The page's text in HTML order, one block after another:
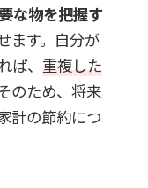
な物を把握す
ます。自分が
、 重複した
のため、将来
計の節約につ